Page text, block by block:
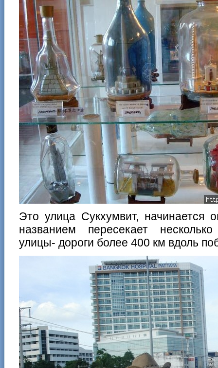
Это улица Сукхумвит, начинается
названием пересекает
улицы- дороги более 400 км вдоль